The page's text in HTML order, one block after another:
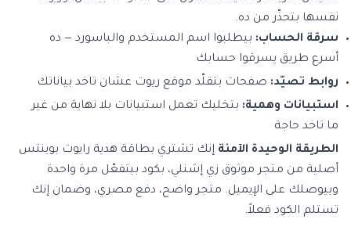
نفسها بتحذّر من ده.
سرقة الحساب: بيطلبوا اسم المستخدم والباسورد — ده
أسرع طريق يسرقوا حسابك
روابط تصيّد: صفحات بتقلّد موقع ريوت عشان تاخد بياناتك
استبيانات وهمية: بتخليك تعمل استبيانات بلا نهاية من غير
ما تاخد حاجة
الطريقة الوحيدة الآمنة إنك تشتري بطاقة هدية رايوت بوينتس
أصلية من متجر موثوق زي إشنلي، بكود بيتفعّل مرة واحدة
وبيوصلك على الإيميل. متجر واضح، دفع مصري، وضمان إنك
تستلم الكود فعلاً.